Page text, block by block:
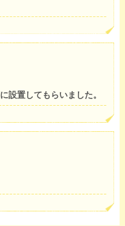
設置してもらいました。